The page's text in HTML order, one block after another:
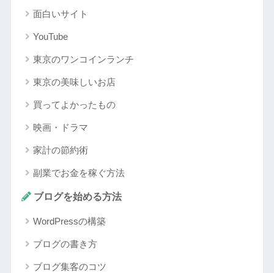
面白いサイト
YouTube
東京のワンコインランチ
東京の美味しいお店
買ってよかったもの
映画・ドラマ
家計の節約術
副業でお金を稼ぐ方法
ブログを始める方法
WordPressの構築
ブログの書き方
ブログ集客のコツ